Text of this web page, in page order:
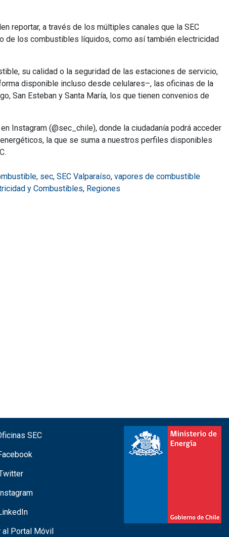
reportar, a través de los múltiples canales que la SEC
de los combustibles líquidos, como así también electricidad
su calidad o la seguridad de las estaciones de servicio,
disponible incluso desde celulares–, las oficinas de la
San Esteban y Santa María, los que tienen convenios de
Instagram (@sec_chile), donde la ciudadanía podrá acceder
la que se suma a nuestros perfiles disponibles
, sec, SEC Valparaíso, vapores de combustible
y Combustibles, Regiones
SEC
al Portal Móvil